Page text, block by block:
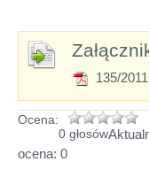
135/
Ocena:
0 głosów
ocena: 0